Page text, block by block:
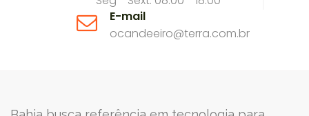
E-mail
ocandeeiro@terra.com.br